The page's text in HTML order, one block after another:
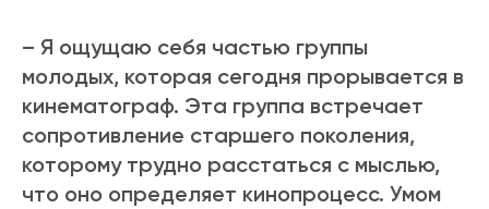
– Я ощущаю себя частью группы
молодых, которая сегодня прорывается в
кинематограф. Эта группа встречает
сопротивление старшего поколения,
которому трудно расстаться с мыслью,
что оно определяет кинопроцесс. Умом